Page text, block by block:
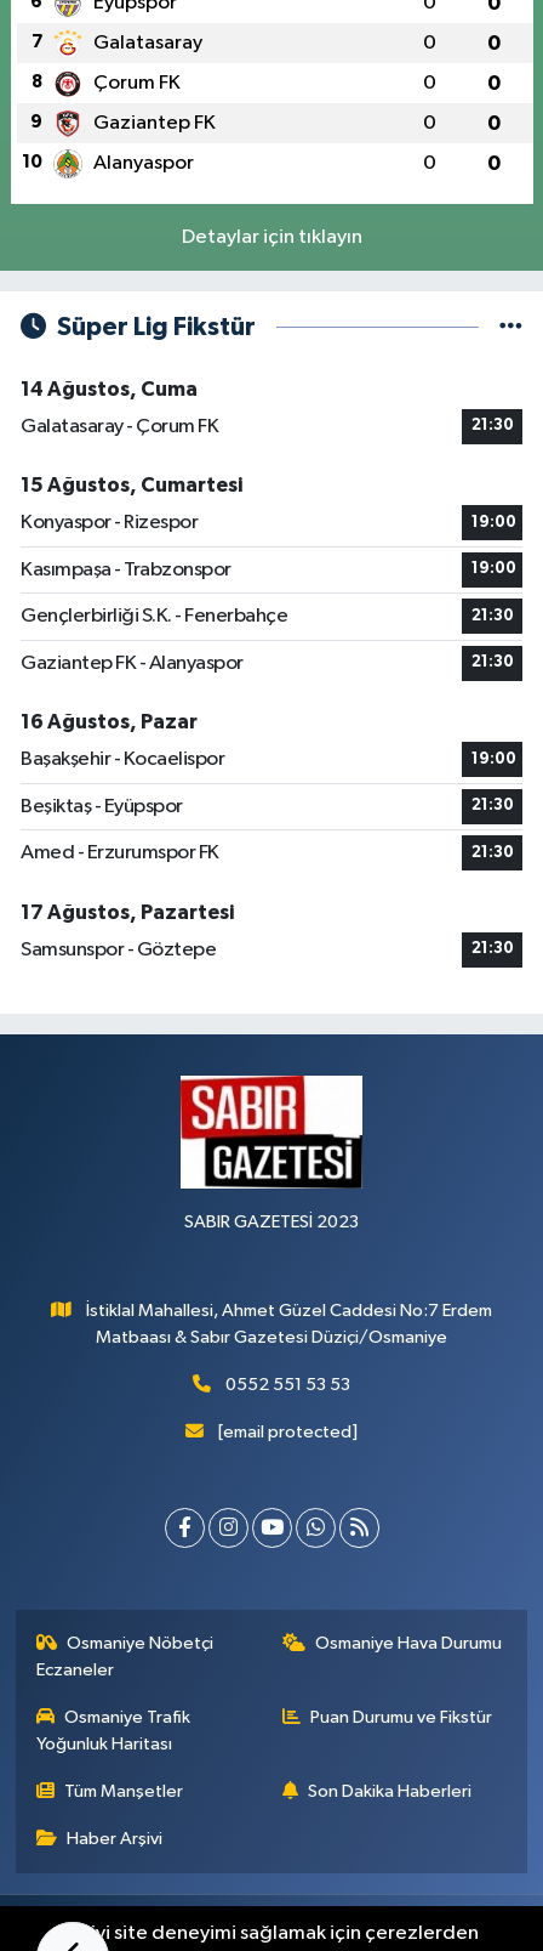
7 Galatasaray 0 0
8 Çorum FK 0 0
9 Gaziantep FK 0 0
10 Alanyaspor 0 0
Detaylar için tıklayın
Süper Lig Fikstür
14 Ağustos, Cuma
Galatasaray - Çorum FK
21:30
15 Ağustos, Cumartesi
Konyaspor - Rizespor
19:00
Kasımpaşa - Trabzonspor 19:00
Gençlerbirliği S.K. - Fenerbahçe 21:30
Gaziantep FK - Alanyaspor 21:30
16 Ağustos, Pazar
Başakşehir - Kocaelispor
19:00
Beşiktaş - Eyüpspor 21:30
Amed - Erzurumspor FK 21:30
17 Ağustos, Pazartesi
Samsunspor - Göztepe
21:30
SABIR GAZETESİ 2023
İstiklal Mahallesi, Ahmet Güzel Caddesi No:7 Erdem
Matbaası & Sabır Gazetesi Düziçi/Osmaniye
0552 551 53 53
[email protected]
Osmaniye Nöbetçi
Eczaneler
Osmaniye Hava Durumu
Osmaniye Trafik
Yoğunluk Haritası
Puan Durumu ve Fikstür
Tüm Manşetler Son Dakika Haberleri
Haber Arşivi
Künye İletişim Gizlilik Sözleşmesi
En iyi site deneyimi sağlamak için çerezlerden